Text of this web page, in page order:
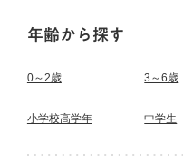
年齢から探す
0～2歳 3～6歳
小学校高学年 中学生